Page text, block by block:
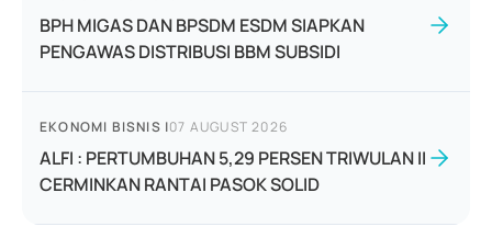
BPH MIGAS DAN BPSDM ESDM SIAPKAN
PENGAWAS DISTRIBUSI BBM SUBSIDI
EKONOMI BISNIS |07 AUGUST 2026
ALFI : PERTUMBUHAN 5,29 PERSEN TRIWULAN II
CERMINKAN RANTAI PASOK SOLID